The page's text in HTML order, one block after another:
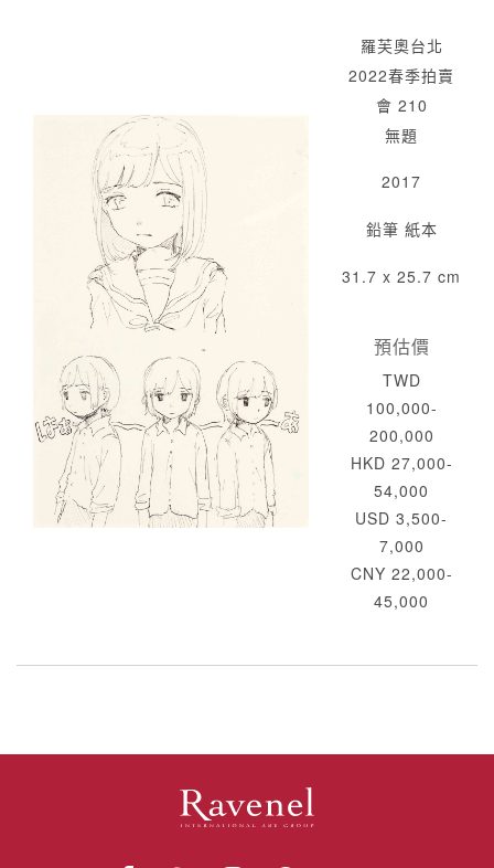
羅芙奧台北
2022春季拍賣
會 210
無題
2017
鉛筆 紙本
31.7 x 25.7 cm
預估價
TWD
100,000-
200,000
HKD 27,000-
54,000
USD 3,500-
7,000
CNY 22,000-
45,000